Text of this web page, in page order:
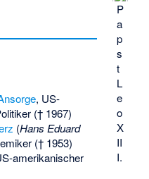
P
a
p
s
t
L
e
o
X
II
I.
, US-
(† 1967)
(Hans Eduard
(† 1953)
amerikanischer